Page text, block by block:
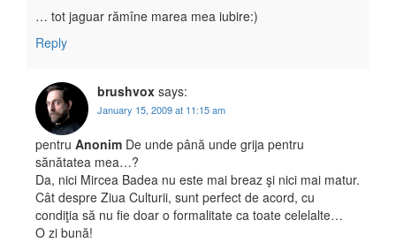
… tot jaguar rămîne marea mea iubire:)
Reply
brushvox says:
January 15, 2009 at 11:15 am
pentru Anonim De unde până unde grija pentru
sănătatea mea…?
Da, nici Mircea Badea nu este mai breaz şi nici mai matur.
Cât despre Ziua Culturii, sunt perfect de acord, cu
condiţia să nu fie doar o formalitate ca toate celelalte…
O zi bună!